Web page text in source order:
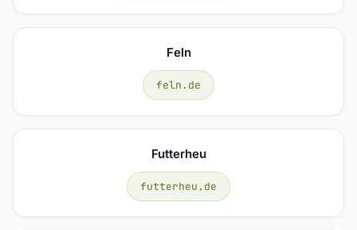
Feln
feln.de
Futterheu
futterheu.de